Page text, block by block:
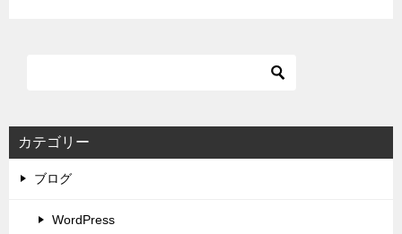
カテゴリー
ブログ
WordPress